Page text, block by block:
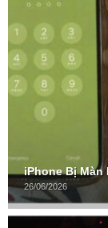
iPhone Bị
26/06/2026